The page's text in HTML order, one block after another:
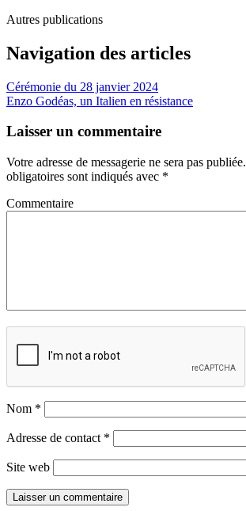
Autres publications
Navigation des articles
Cérémonie du 28 janvier 2024
Enzo Godéas, un Italien en résistance
Laisser un commentaire
Votre adresse de messagerie ne sera pas publiée.
obligatoires sont indiqués avec *
Commentaire
Nom *
Adresse de contact *
Site web